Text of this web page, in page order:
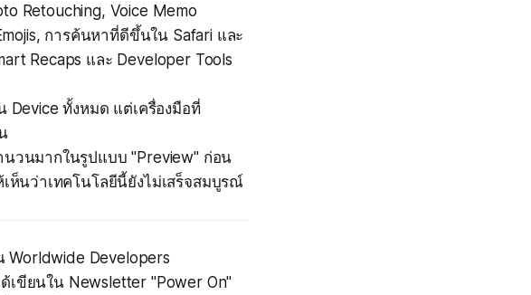
Retouching, Voice Memo
การค้นหาที่ดีขึ้นใน Safari และ
Recaps และ Developer Tools
Device ทั้งหมด แต่เครื่องมือที่
วนมากในรูปแบบ "Preview" ก่อน
ห็นว่าเทคโนโลยีนี้ยังไม่เสร็จสมบูรณ์
Worldwide Developers
เขียนใน Newsletter "Power On"